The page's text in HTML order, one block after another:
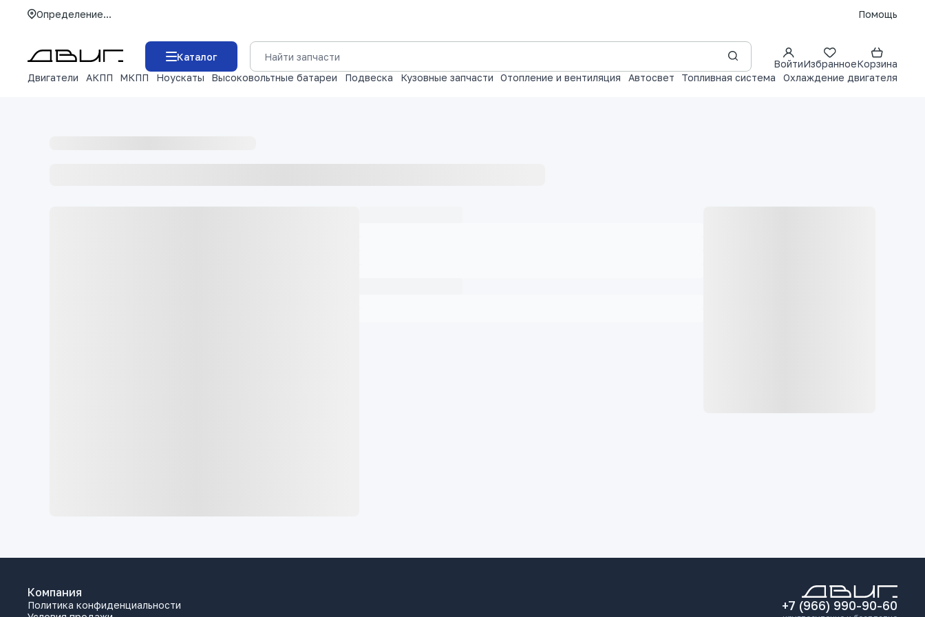
Определение... Помощь
Каталог
ВойтиИзбранноеКорзина
Двигатели
АКПП МКПП Ноускаты Высоковольтные батареи Подвеска Кузовные запчасти Отопление и вентиляция Автосвет Топливная система Охлаждение двигателя
Компания
Политика конфиденциальности
+7 (966) 990-90-60